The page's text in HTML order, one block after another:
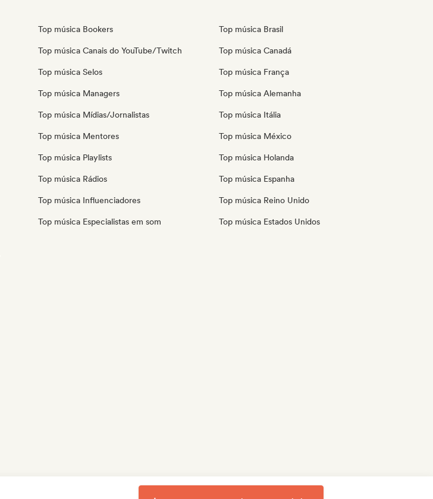
Top música Bookers
Top música Canais do YouTube/Twitch
Top música Selos
Top música Managers
Top música Mídias/Jornalistas
Top música Mentores
Top música Playlists
Top música Rádios
Top música Influenciadores
Top música Especialistas em som
Top música Brasil
Top música Canadá
Top música França
Top música Alemanha
Top música Itália
Top música México
Top música Holanda
Top música Espanha
Top música Reino Unido
Top música Estados Unidos